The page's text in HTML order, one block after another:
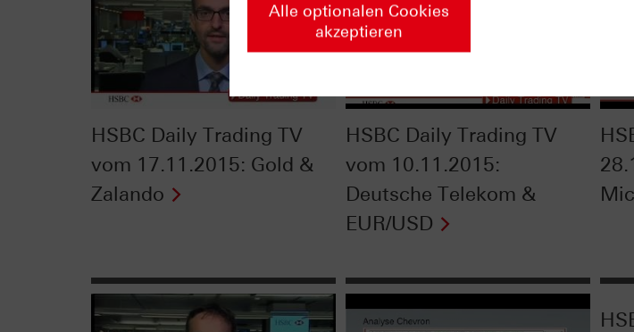
HSBC Daily Trading TV
vom 17.11.2015: Gold &
Zalando
HSBC Daily Trading TV
vom 10.11.2015:
Deutsche Telekom &
EUR/USD
Alle optionalen Cookies
akzeptieren